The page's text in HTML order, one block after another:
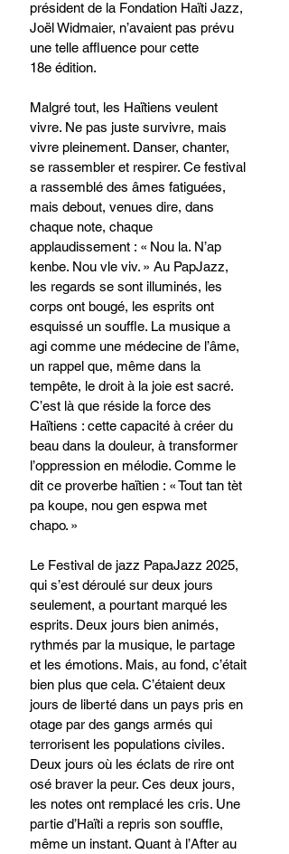
président de la Fondation Haïti Jazz,
Joël Widmaier, n’avaient pas prévu
une telle affluence pour cette
18e édition.
Malgré tout, les Haïtiens veulent
vivre. Ne pas juste survivre, mais
vivre pleinement. Danser, chanter,
se rassembler et respirer. Ce festival
a rassemblé des âmes fatiguées,
mais debout, venues dire, dans
chaque note, chaque
applaudissement : « Nou la. N’ap
kenbe. Nou vle viv. » Au PapJazz,
les regards se sont illuminés, les
corps ont bougé, les esprits ont
esquissé un souffle. La musique a
agi comme une médecine de l’âme,
un rappel que, même dans la
tempête, le droit à la joie est sacré.
C’est là que réside la force des
Haïtiens : cette capacité à créer du
beau dans la douleur, à transformer
l’oppression en mélodie. Comme le
dit ce proverbe haïtien : « Tout tan tèt
pa koupe, nou gen espwa met
chapo. »
Le Festival de jazz PapaJazz 2025,
qui s’est déroulé sur deux jours
seulement, a pourtant marqué les
esprits. Deux jours bien animés,
rythmés par la musique, le partage
et les émotions. Mais, au fond, c’était
bien plus que cela. C’étaient deux
jours de liberté dans un pays pris en
otage par des gangs armés qui
terrorisent les populations civiles.
Deux jours où les éclats de rire ont
osé braver la peur. Ces deux jours,
les notes ont remplacé les cris. Une
partie d’Haïti a repris son souffle,
même un instant. Quant à l’After au